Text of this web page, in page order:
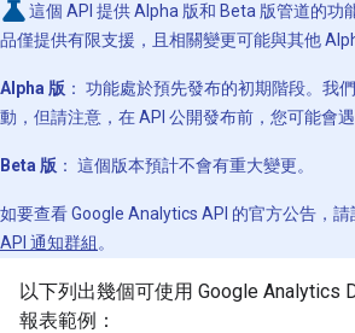
這個 API 提供 Alpha 版和 Beta 版管道的功
品僅提供有限支援，且相關變更可能與其他
Alpha 版 ： 功能處於預先發布的初期階段。我
動，但請注意，在 API 公開發布前，您可能會遇
Beta 版 ： 這個版本預計不會有重大變更。
如要查看 Google Analytics API 的官方公告，請
API 通知群組 。
以下列出幾個可使用 Google Analytics
報表範例：